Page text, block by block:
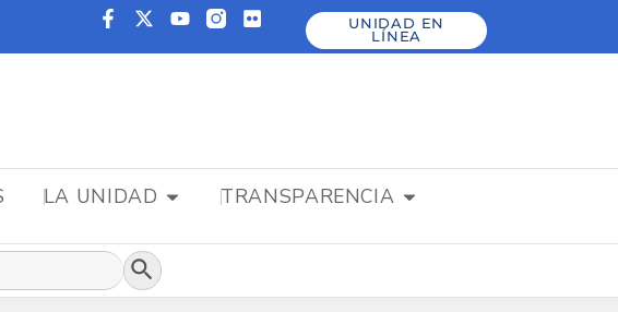
UNIDAD EN
LÍNEA
LA UNIDAD TRANSPARENCIA
Botón de búsqueda